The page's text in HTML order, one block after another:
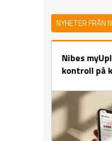
NYHETER FRÅN
Nibes
kontroll på